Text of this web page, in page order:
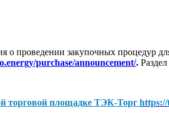
о проведении закупочных
purchase/announcement/.
торговой площадке ТЭК-Торг